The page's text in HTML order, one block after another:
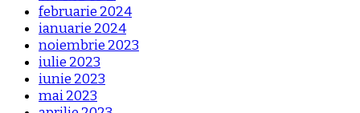
februarie 2024
ianuarie 2024
noiembrie 2023
iulie 2023
iunie 2023
mai 2023